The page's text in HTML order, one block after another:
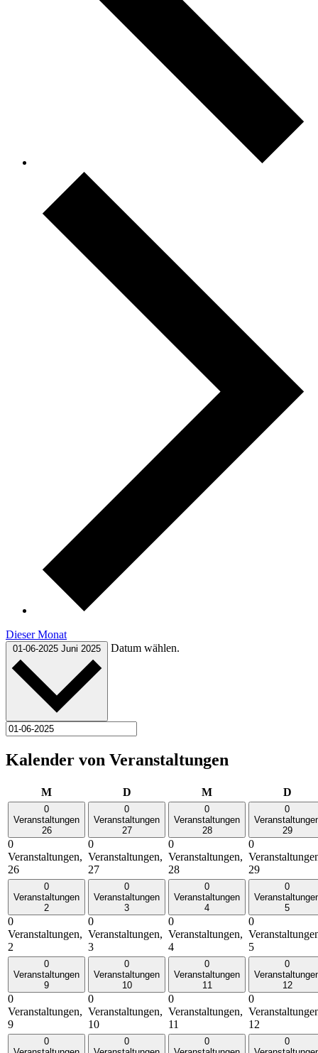
Dieser Monat
01-06-2025 Juni 2025 Datum wählen.
Kalender von Veranstaltungen
MMontag DDienstag MMittwoch D
0
Veranstaltungen
26
0
Veranstaltungen,
26
0
Veranstaltungen
27
0
Veranstaltungen,
27
0
Veranstaltungen
28
0
Veranstaltungen,
28
0
29
0
29
0
Veranstaltungen
2
0
Veranstaltungen,
2
0
Veranstaltungen
3
0
Veranstaltungen,
3
0
Veranstaltungen
4
0
Veranstaltungen,
4
0
5
0
5
0
Veranstaltungen
9
0
Veranstaltungen,
9
0
Veranstaltungen
10
0
Veranstaltungen,
10
0
Veranstaltungen
11
0
Veranstaltungen,
11
0
12
0
12
0
0
0
0